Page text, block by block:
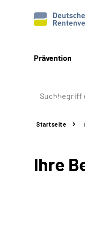
Prävention
Startseite
Ihre